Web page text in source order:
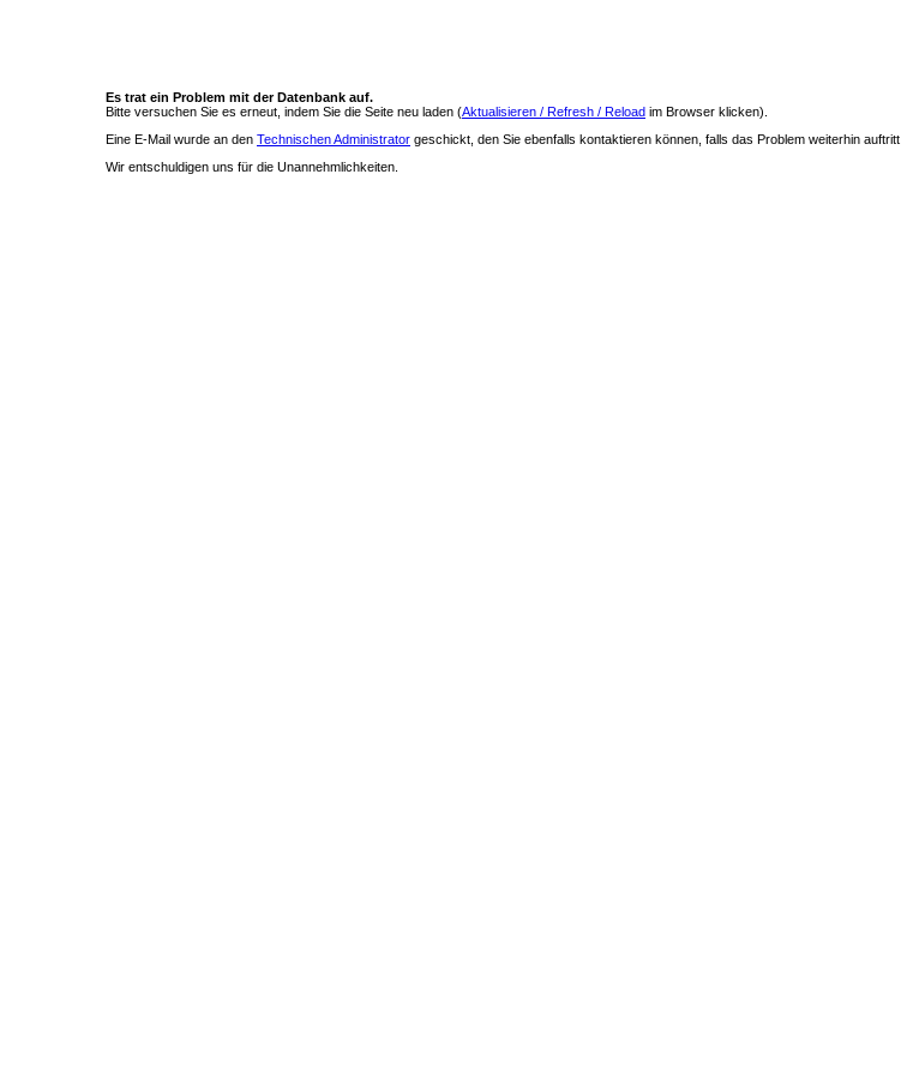
Es trat ein Problem mit der Datenbank auf.
Bitte versuchen Sie es erneut, indem Sie die Seite neu laden (Aktualisieren / Refresh / Reload im Browser klicken).
Eine E-Mail wurde an den Technischen Administrator geschickt, den Sie ebenfalls kontaktieren können, falls das Problem weiterhin auftritt.
Wir entschuldigen uns für die Unannehmlichkeiten.